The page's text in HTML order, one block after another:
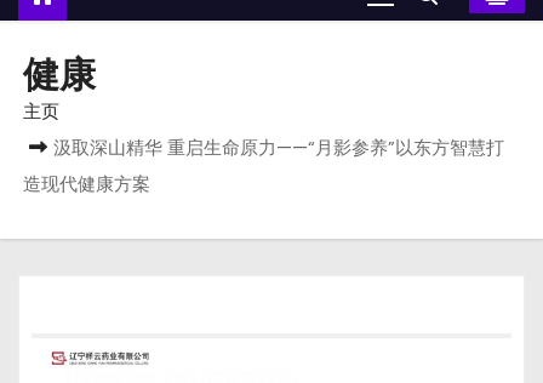
健康
主页
汲取深山精华 重启生命原力——“月影参养”以东方智慧打
造现代健康方案